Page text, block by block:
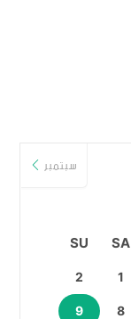
سبتمبر
SA
SU
1
2
8
9